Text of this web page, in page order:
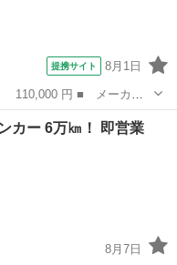
提携サイト 8月1日
ード名： ディーバ ス
ックカメラ ＥＴＣ Ｃ
カー 6万㎞！ 即営業
8月7日